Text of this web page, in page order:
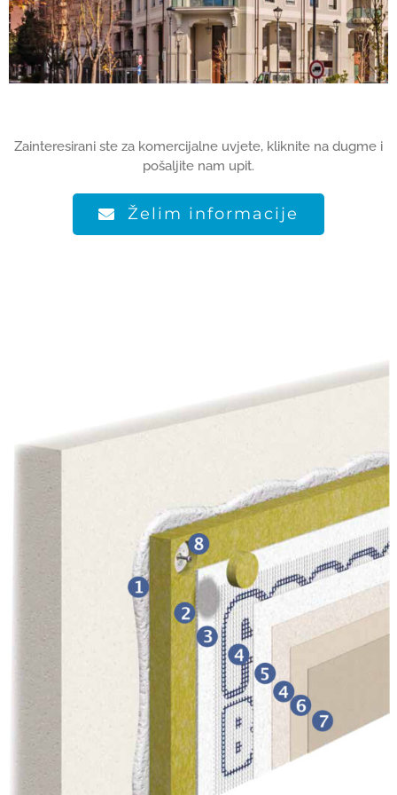
Zainteresirani ste za komercijalne uvjete, kliknite na dugme i
pošaljite nam upit.
Želim informacije